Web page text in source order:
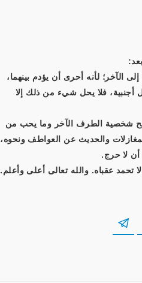
الآخر؛ لأنه أحرى أن يؤدم بينهما،
أجنبية، فلا يحل شيء من ذلك إلا
شخصية الطرف الآخر وما يحب من
والحديث عن العواطف ونحوه،
لا حرج.
عقباه. والله تعالى أعلى وأعلم.